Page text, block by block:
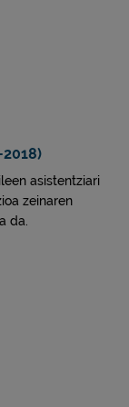
asistentziari
zeinaren
da.